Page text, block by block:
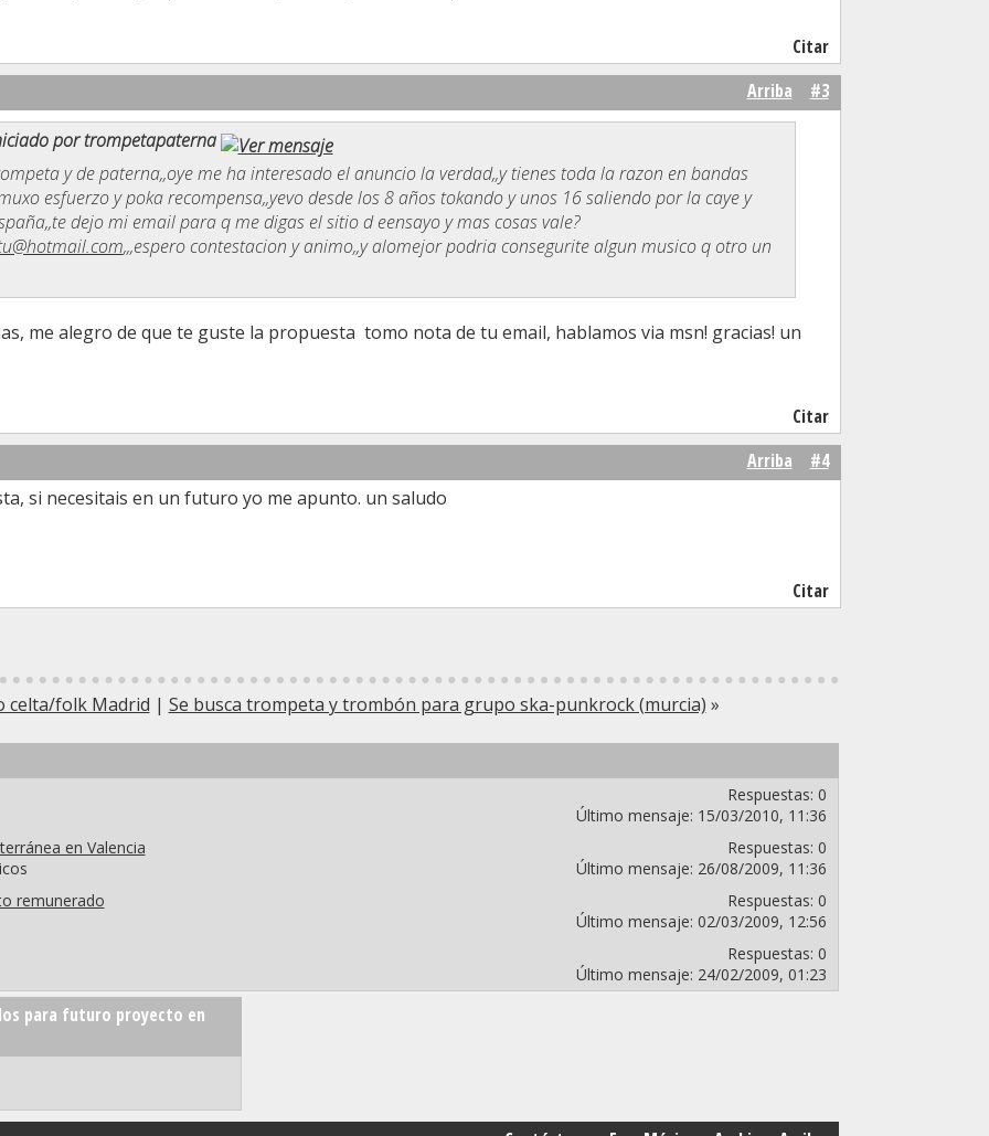
Citar
Arriba
#3
portrompetapaterna
y de paterna,,oye me ha interesado el anuncio la verdad,,y tienes toda la razon en bandas
esfuerzo y poka recompensa,,yevo desde los 8 años tokando y unos 16 saliendo por la caye y
dejo mi email para q me digas el sitio d eensayo y mas cosas vale?
,,,espero contestacion y animo,,y alomejor podria consegurite algun musico q otro un
me alegro de que te guste la propuesta tomo nota de tu email, hablamos via msn! gracias! un
Citar
Arriba
#4
si necesitais en un futuro yo me apunto. un saludo
Citar
celta/folk Madrid | Se busca trompeta y trombón para grupo ska-punkrock (murcia) »
Respuestas: 0
Último mensaje: 15/03/2010, 11:36
en Valencia
Respuestas: 0
Último mensaje: 26/08/2009, 11:36
remunerado
Respuestas: 0
Último mensaje: 02/03/2009, 12:56
Respuestas: 0
Último mensaje: 24/02/2009, 01:23
para futuro proyecto en